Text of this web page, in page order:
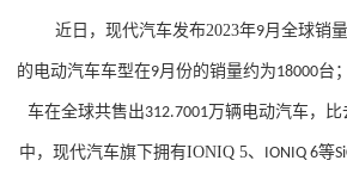
近日，现代汽车发布2023年9月全球销
的电动汽车车型在9月份的销量约为18000台
车在全球共售出312.7001万辆电动汽车，比
中，现代汽车旗下拥有IONIQ 5、 IONIQ 6等